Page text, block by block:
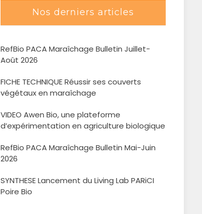
Nos derniers articles
RefBio PACA Maraîchage Bulletin Juillet-
Août 2026
FICHE TECHNIQUE Réussir ses couverts
végétaux en maraîchage
VIDEO Awen Bio, une plateforme
d’expérimentation en agriculture biologique
RefBio PACA Maraîchage Bulletin Mai-Juin
2026
SYNTHESE Lancement du Living Lab PARiCI
Poire Bio